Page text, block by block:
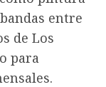
entre
de Los
para